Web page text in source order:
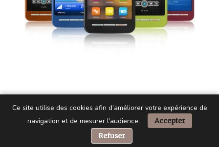
Ce site utilise des cookies afin d’améliorer votre expérience de
navigation et de mesurer l’audience.
Accepter
Refuser